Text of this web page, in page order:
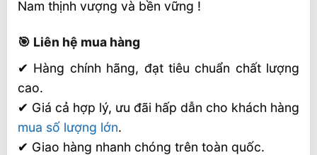
Nam thịnh vượng và bền vững !
🎯 Liên hệ mua hàng
✔ Hàng chính hãng, đạt tiêu chuẩn chất lượng
cao.
✔ Giá cả hợp lý, ưu đãi hấp dẫn cho khách hàng
mua số lượng lớn.
✔ Giao hàng nhanh chóng trên toàn quốc.